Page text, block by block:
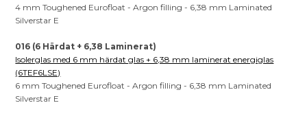
4 mm Toughened Eurofloat - Argon filling - 6,38 mm Laminated
Silverstar E
016 (6 Härdat + 6,38 Laminerat)
Isolerglas med 6 mm härdat glas + 6,38 mm laminerat energiglas
(6TEF6LSE)
6 mm Toughened Eurofloat - Argon filling - 6,38 mm Laminated
Silverstar E